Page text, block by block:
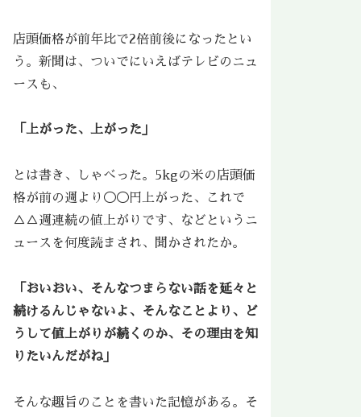
店頭価格が前年比で2倍前後になったとい
う。新聞は、ついでにいえばテレビのニュ
ースも、
「上がった、上がった」
とは書き、しゃべった。5kgの米の店頭価
格が前の週より◯◯円上がった、これで
△△週連続の値上がりです、などというニ
ュースを何度読まされ、聞かされたか。
「おいおい、そんなつまらない話を延々と
続けるんじゃないよ、そんなことより、ど
うして値上がりが続くのか、その理由を知
りたいんだがね」
そんな趣旨のことを書いた記憶がある。そ